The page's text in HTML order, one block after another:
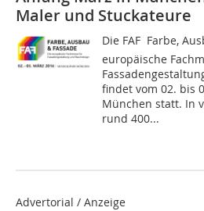
Maler und Stuckateure
Die FAF  Farbe,
europäische
findet vom 02. bis
München statt. In
rund 400...
Advertorial / Anzeige